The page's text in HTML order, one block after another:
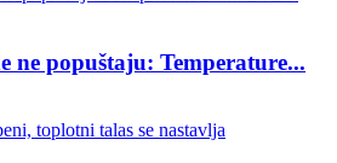
ne popuštaju: Temperature...